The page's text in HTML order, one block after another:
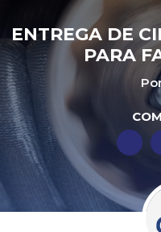
ENTREGA DE
PARA